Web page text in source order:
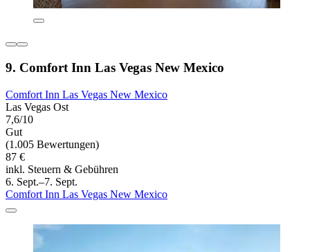
9. Comfort Inn Las Vegas New Mexico
Comfort Inn Las Vegas New Mexico
Las Vegas Ost
7,6/10
Gut
(1.005 Bewertungen)
87 €
inkl. Steuern & Gebühren
6. Sept.–7. Sept.
Comfort Inn Las Vegas New Mexico